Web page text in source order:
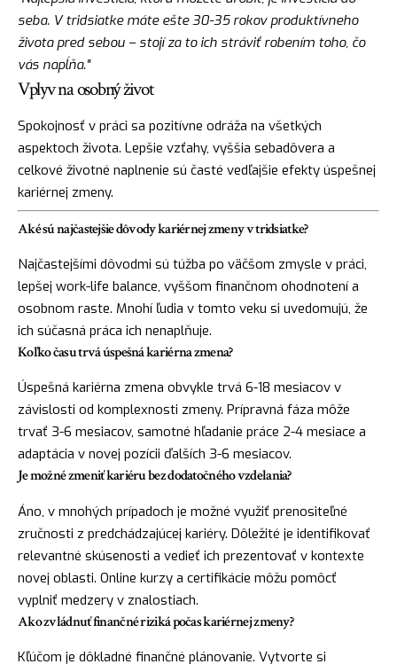
seba. V tridsiatke máte ešte 30-35 rokov produktívneho
života pred sebou – stojí za to ich stráviť robením toho, čo
vás napĺňa."
Vplyv na osobný život
Spokojnosť v práci sa pozitívne odráža na všetkých
aspektoch života. Lepšie vzťahy, vyššia sebadôvera a
celkové životné naplnenie sú časté vedľajšie efekty úspešnej
kariérnej zmeny.
Aké sú najčastejšie dôvody kariérnej zmeny v tridsiatke?
Najčastejšími dôvodmi sú túžba po väčšom zmysle v práci,
lepšej work-life balance, vyššom finančnom ohodnotení a
osobnom raste. Mnohí ľudia v tomto veku si uvedomujú, že
ich súčasná práca ich nenaplňuje.
Koľko času trvá úspešná kariérna zmena?
Úspešná kariérna zmena obvykle trvá 6-18 mesiacov v
závislosti od komplexnosti zmeny. Prípravná fáza môže
trvať 3-6 mesiacov, samotné hľadanie práce 2-4 mesiace a
adaptácia v novej pozícii ďalších 3-6 mesiacov.
Je možné zmeniť kariéru bez dodatočného vzdelania?
Áno, v mnohých prípadoch je možné využiť prenositeľné
zručnosti z predchádzajúcej kariéry. Dôležité je identifikovať
relevantné skúsenosti a vedieť ich prezentovať v kontexte
novej oblasti. Online kurzy a certifikácie môžu pomôcť
vyplniť medzery v znalostiach.
Ako zvládnuť finančné riziká počas kariérnej zmeny?
Kľúčom je dôkladné finančné plánovanie. Vytvorte si